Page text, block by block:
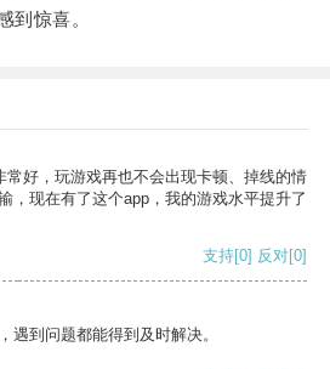
到惊喜。
常好，玩游戏再也不会出现卡顿、掉线的情
，现在有了这个app，我的游戏水平提升了
支持[0] 反对[0]
遇到问题都能得到及时解决。